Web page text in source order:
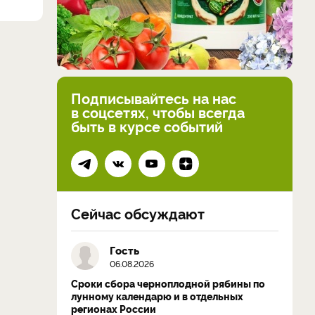
Подписывайтесь на нас
в соцсетях, чтобы всегда
быть в курсе событий
Сейчас обсуждают
Гость
06.08.2026
Сроки сбора черноплодной рябины по
лунному календарю и в отдельных
регионах России